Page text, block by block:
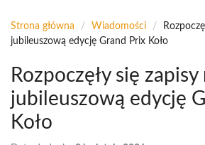
Strona główna / Wiadomości /
jubileuszową edycję Grand Prix Koło
Rozpoczęły się zapisy
jubileuszową edycję
Koło